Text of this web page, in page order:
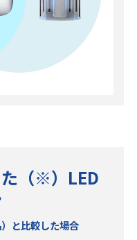
（※）LED
と比較した場合